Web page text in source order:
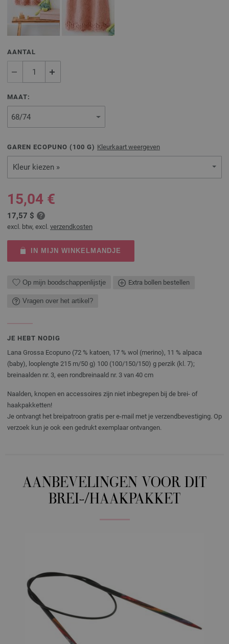
AANTAL
MAAT:
GAREN ECOPUNO ( 100 G) Kleurkaart weergeven
Kleur kiezen »
15,04 €
17,57 $
excl. btw, excl. verzendkosten
IN MIJN WINKELMANDJE
Op mijn boodschappenlijstje Extra bollen bestellen
Vragen over het artikel?
JE HEBT NODIG
Lana Grossa Ecopuno (72 % katoen, 17 % wol (merino), 11 % alpaca
(baby), looplengte 215 m/50 g) 100 (100/150/150) g perzik (kl. 7);
breinaalden nr. 3, een rondbreinaald nr. 3 van 40 cm
Naalden, knopen en accessoires zijn niet inbegrepen bij de brei- of
haakpakketten!
Je ontvangt het breipatroon gratis per e-mail met je verzendbevestiging. Op
verzoek kun je ook een gedrukt exemplaar ontvangen.
AANBEVELINGEN VOOR DIT
BREI-/HAAKPAKKET